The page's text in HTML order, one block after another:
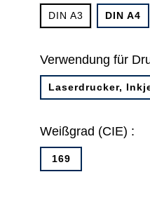
DIN A3 DIN A4
Verwendung für
Laserdrucker,
Weißgrad (CIE) :
169